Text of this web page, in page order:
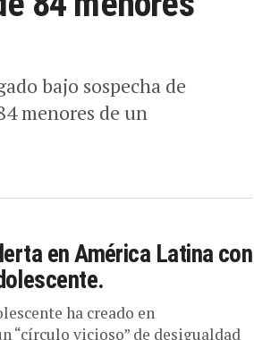
bajo sospecha de
menores de un
en América Latina con
ha creado en
“círculo vicioso” de desigualdad
y a sus hijos salir de la